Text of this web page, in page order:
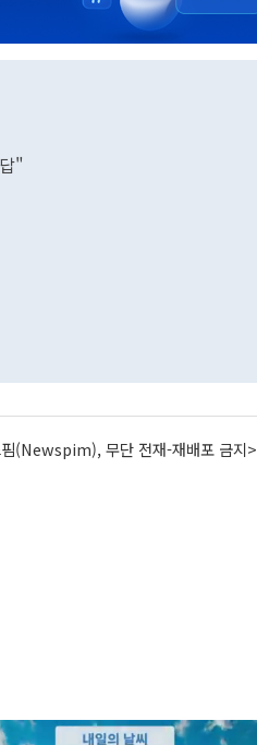
"
(Newspim), 무단 전재-재배포 금지>